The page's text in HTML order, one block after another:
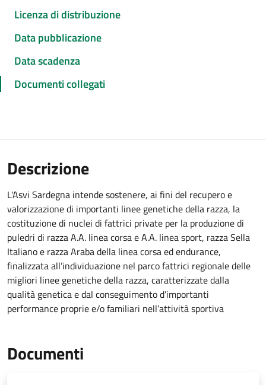
Licenza di distribuzione
Data pubblicazione
Data scadenza
Documenti collegati
Descrizione
L'Asvi Sardegna intende sostenere, ai fini del recupero e
valorizzazione di importanti linee genetiche della razza, la
costituzione di nuclei di fattrici private per la produzione di
puledri di razza A.A. linea corsa e A.A. linea sport, razza Sella
Italiano e razza Araba della linea corsa ed endurance,
finalizzata all’individuazione nel parco fattrici regionale delle
migliori linee genetiche della razza, caratterizzate dalla
qualità genetica e dal conseguimento d’importanti
performance proprie e/o familiari nell’attività sportiva
Documenti